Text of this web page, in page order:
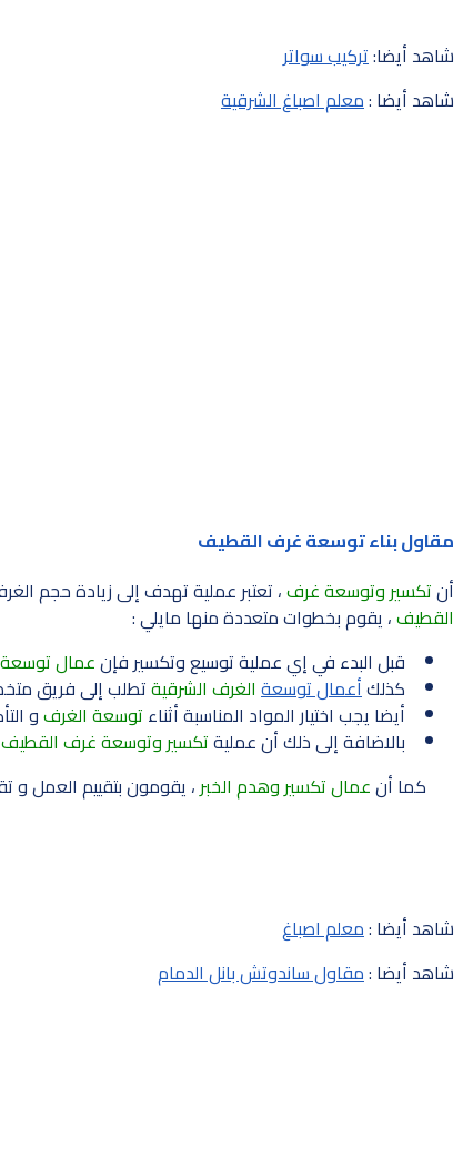
شاهد أيضا:تركيب سواتر
شاهد أيضا :معلم اصباغ الشرقية
مقاول بناء توسعة غرف القطيف
أنتكسير وتوسعة غرف، تعتبر عملية تهدف إلى زيادة حجم
القطيف، يقوم بخطوات متعددة منها مايلي :
قبل البدء في إي عملية توسيع وتكسير فإنعمال
كذلكأعمال توسعة الغرف الشرقيةتطلب إلى فريق
أيضا يجب اختيار المواد المناسبة أثناء توسعة الغرفو
بالاضافة إلى ذلك أن عمليةتكسير وتوسعة غرف القطيف
كما أنعمال تكسير وهدم الخبر، يقومون بتقييم العمل و
شاهد أيضا :معلم اصباغ
شاهد أيضا :مقاول ساندوتش بانل الدمام